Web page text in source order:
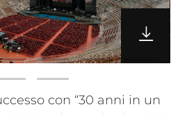
con “30 anni in un